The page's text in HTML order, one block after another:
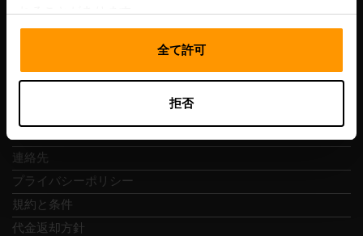
れることがあります。
全て許可
拒否
連絡先
プライバシーポリシー
規約と条件
代金返却方針